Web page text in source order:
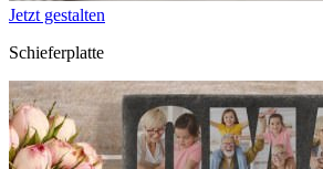
Jetzt gestalten
Schieferplatte